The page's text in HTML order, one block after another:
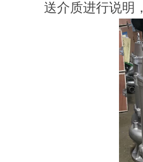
送介质进行说明